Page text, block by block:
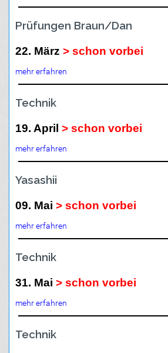
Prüfungen Braun/Dan
22. März > schon vorbei
mehr erfahren
Technik
19. April > schon vorbei
mehr erfahren
Yasashii
09. Mai > schon vorbei
mehr erfahren
Technik
31. Mai > schon vorbei
mehr erfahren
Technik